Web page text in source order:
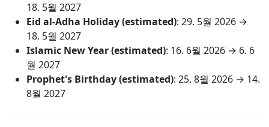
18. 5월 2027
Eid al-Adha Holiday (estimated): 29. 5월 2026 →
18. 5월 2027
Islamic New Year (estimated): 16. 6월 2026 → 6. 6
월 2027
Prophet's Birthday (estimated): 25. 8월 2026 → 14.
8월 2027